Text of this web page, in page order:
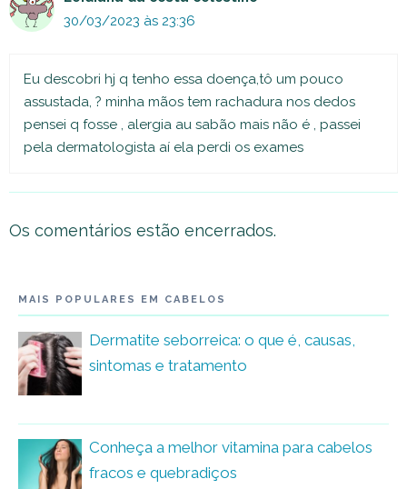
30/03/2023 às 23:36
Eu descobri hj q tenho essa doença,tô um pouco
assustada, ? minha mãos tem rachadura nos dedos
pensei q fosse , alergia au sabão mais não é , passei
pela dermatologista aí ela perdi os exames
Os comentários estão encerrados.
MAIS POPULARES EM CABELOS
Dermatite seborreica: o que é, causas,
sintomas e tratamento
Conheça a melhor vitamina para cabelos
fracos e quebradiços